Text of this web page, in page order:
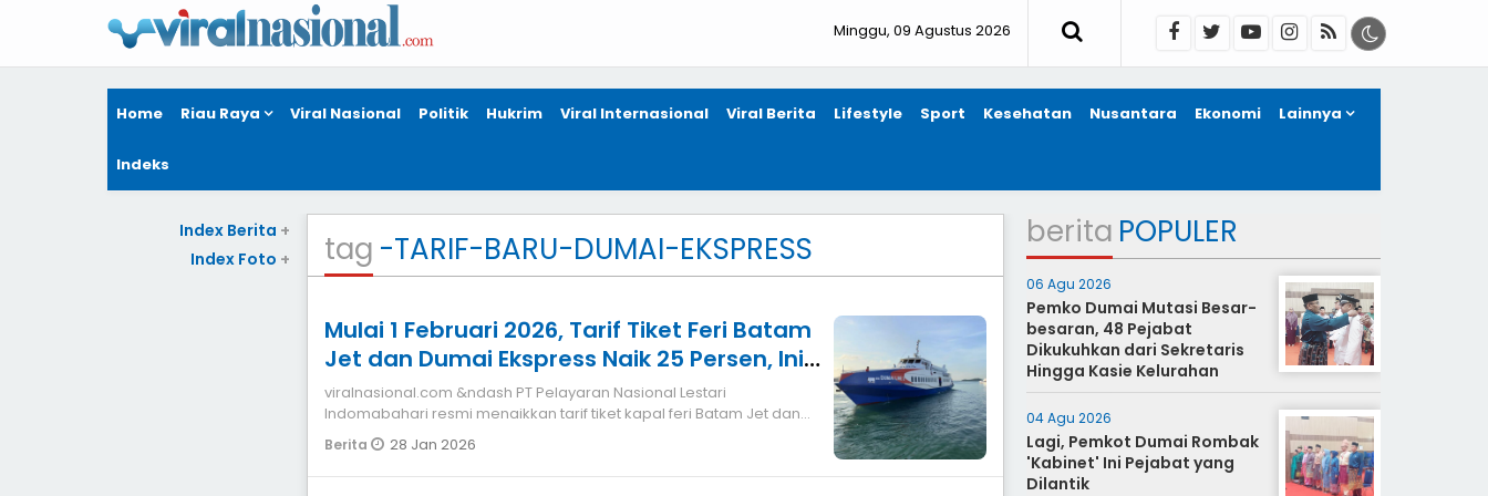
Minggu, 09 Agustus 2026
Home Riau Raya Viral Nasional Politik Hukrim Viral Internasional Viral Berita Lifestyle Sport Kesehatan Nusantara Ekonomi Lainnya
Indeks
tag -TARIF-BARU-DUMAI-EKSPRESS
Mulai 1 Februari 2026, Tarif Tiket Feri Batam
Jet dan Dumai Ekspress Naik 25 Persen, Ini
Nilainya
viralnasional.com &ndash PT Pelayaran Nasional Lestari
Indomabahari resmi menaikkan tarif tiket kapal feri Batam Jet dan
Dumai Ekspress Gr
Berita 28 Jan 2026
Index Berita +
Index Foto +
berita POPULER
06 Agu 2026
Pemko Dumai Mutasi Besar-
besaran, 48 Pejabat
Dikukuhkan dari Sekretaris
Hingga Kasie Kelurahan
04 Agu 2026
Lagi, Pemkot Dumai Rombak
'Kabinet' Ini Pejabat yang
Dilantik